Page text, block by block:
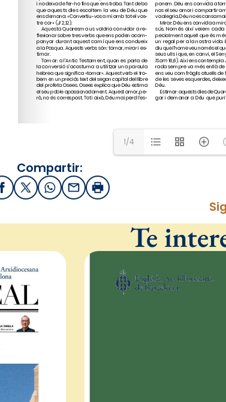
1/4
Compartir:
FacebookX / Twitter
WhatsApp
EmailImprimir
Te